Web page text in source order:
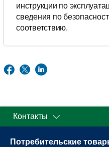
инструкции по
сведения по
соответствию.
Контакты
Потребительские